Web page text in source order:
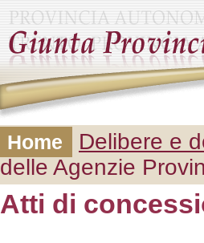
Home Delibere e
delle Agenzie
Atti di